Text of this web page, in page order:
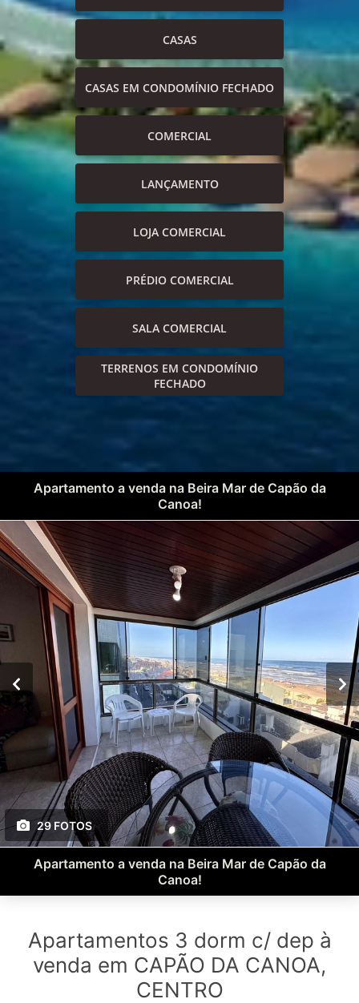
CASAS
CASAS EM CONDOMÍNIO FECHADO
COMERCIAL
LANÇAMENTO
LOJA COMERCIAL
PRÉDIO COMERCIAL
SALA COMERCIAL
TERRENOS EM CONDOMÍNIO
FECHADO
Apartamento a venda na Beira Mar de Capão da
Canoa!
29 FOTOS
Apartamento a venda na Beira Mar de Capão da
Canoa!
Apartamentos 3 dorm c/ dep à
venda em CAPÃO DA CANOA,
CENTRO